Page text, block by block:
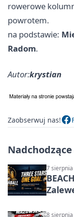
rowerowe
powrotem.
na podstawie:
Radom.
Autor:krystian
Zaobserwuj nas!
7
8